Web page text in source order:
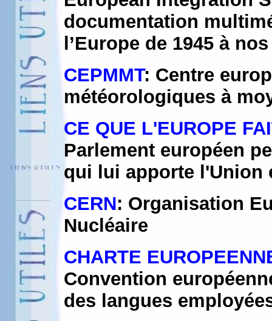
documentation
l’Europe de 1945 à
CEPMMT: Centre
météorologiques à
CE QUE L'EUROPE
Parlement européen
qui lui apporte l'Union
CERN: Organisation
Nucléaire
CHARTE
Convention
des langues